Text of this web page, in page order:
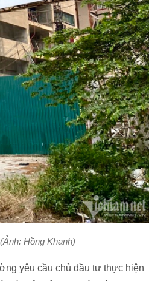
Hồng Khanh)
yêu cầu chủ đầu tư thực hiện